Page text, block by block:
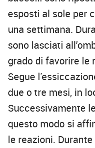
esposti al sole per
una settimana.
sono lasciati
grado di favorire le
Segue
due o tre mesi, in
Successivamente
questo modo si
le reazioni.